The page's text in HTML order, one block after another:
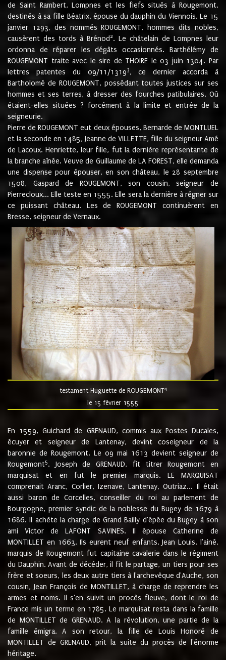
de Saint Rambert, Lompnes et les fiefs situés à Rougemont,
destinés à sa fille Béatrix, épouse du dauphin du Viennois. Le 15
janvier 1293, des nommés ROUGEMONT, hommes dits nobles,
causèrent des tords à Brénod 2. Le châtelain de Lompnes leur
ordonna de réparer les dégâts occasionnés. Barthélémy de
ROUGEMONT traite avec le sire de THOIRE le 03 juin 1304. Par
lettres patentes du 09/11/13193, ce dernier accorda à
Bartholomé de ROUGEMONT, possédant toutes justices sur ses
hommes et ses terres, à dresser des fourches patibulaires. Où
étaient-elles situées ? forcément à la limite et entrée de la
seigneurie.
Pierre de ROUGEMONT eut deux épouses, Bernarde de MONTLUEL
et la seconde en 1485, Jeanne de VILLETTE, fille du seigneur Amé
de Lacoux. Henriette, leur fille, fut la dernière représentante de
la branche aînée. Veuve de Guillaume de LA FOREST, elle demanda
une dispense pour épouser, en son château, le 28 septembre
1508, Gaspard de ROUGEMONT, son cousin, seigneur de
Pierrecloux... Elle teste en 1555. Elle sera la dernière à régner sur
ce puissant château. Les de ROUGEMONT continuèrent en
Bresse, seigneur de Vernaux.
testament Huguette de ROUGEMONT4
le 15 février 1555
En 1559, Guichard de GRENAUD, commis aux Postes Ducales,
écuyer et seigneur de Lantenay, devint coseigneur de la
baronnie de Rougemont. Le 09 mai 1613 devient seigneur de
Rougemont5. Joseph de GRENAUD, fit titrer Rougemont en
marquisat et en fut le premier marquis. LE MARQUISAT
comprenait Aranc, Corlier, Izenave, Lantenay, Outriaz... Il était
aussi baron de Corcelles, conseiller du roi au parlement de
Bourgogne, premier syndic de la noblesse du Bugey de 1679 à
1686. Il achète la charge de Grand Bailly d'épée du Bugey à son
ami Victor de LAFONT SAVINES. Il épouse Catherine de
MONTILLET en 1663. Ils eurent neuf enfants. Jean Louis, l'ainé,
marquis de Rougemont fut capitaine cavalerie dans le régiment
du Dauphin. Avant de décéder, il fit le partage, un tiers pour ses
frère et soeurs, les deux autre tiers à l'archevêque d'Auche, son
cousin, Jean François de MONTILLET, à charge de reprendre les
armes et noms. Il s'en suivit un procès fleuve, dont le roi de
France mis un terme en 1785. Le marquisat resta dans la famille
de MONTILLET de GRENAUD. A la révolution, une partie de la
famille émigra. A son retour, la fille de Louis Honoré de
MONTILLET de GRENAUD, prit la suite du procès de l'énorme
héritage.